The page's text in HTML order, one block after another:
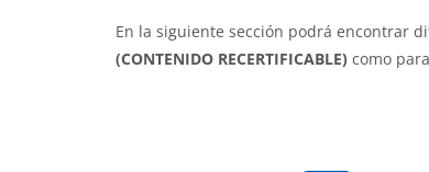
En la siguiente sección podrá encontrar
(CONTENIDO RECERTIFICABLE)como